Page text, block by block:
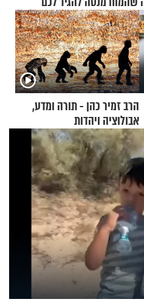
הרב זמיר כהן - תורה ומדע,
אבולוציה ויהדות